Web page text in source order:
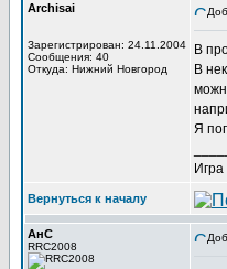
Archisai
Зарегистрирован: 24.11.2004
Сообщения: 40
Откуда: Нижний Новгород
В
В
Я
Игра
Вернуться к началу
АнС
RRC2008